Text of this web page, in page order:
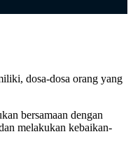
dosa-dosa orang yang
bersamaan dengan
melakukan kebaikan-